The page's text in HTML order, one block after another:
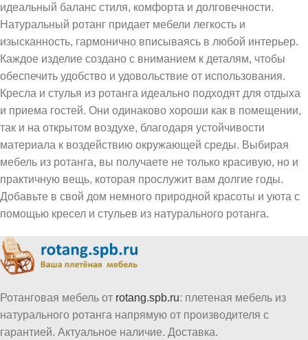
идеальный баланс стиля, комфорта и долговечности.
Натуральный ротанг придает мебели легкость и
изысканность, гармонично вписываясь в любой интерьер.
Каждое изделие создано с вниманием к деталям, чтобы
обеспечить удобство и удовольствие от использования.
Кресла и стулья из ротанга идеально подходят для отдыха
и приема гостей. Они одинаково хороши как в помещении,
так и на открытом воздухе, благодаря устойчивости
материала к воздействию окружающей среды. Выбирая
мебель из ротанга, вы получаете не только красивую, но и
практичную вещь, которая прослужит вам долгие годы.
Добавьте в свой дом немного природной красоты и уюта с
помощью кресел и стульев из натурального ротанга.
Ротанговая мебель от rotang.spb.ru: плетеная мебель из
натурального ротанга напрямую от производителя с
гарантией. Актуальное наличие. Доставка.